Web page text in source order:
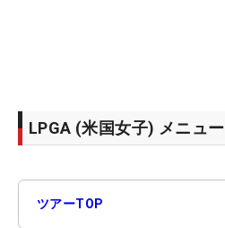
LPGA (米国女子) メニュー
ツアーTOP